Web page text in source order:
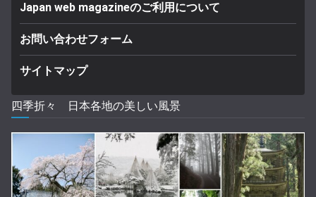
Japan web magazineのご利用について
お問い合わせフォーム
サイトマップ
四季折々 日本各地の美しい風景